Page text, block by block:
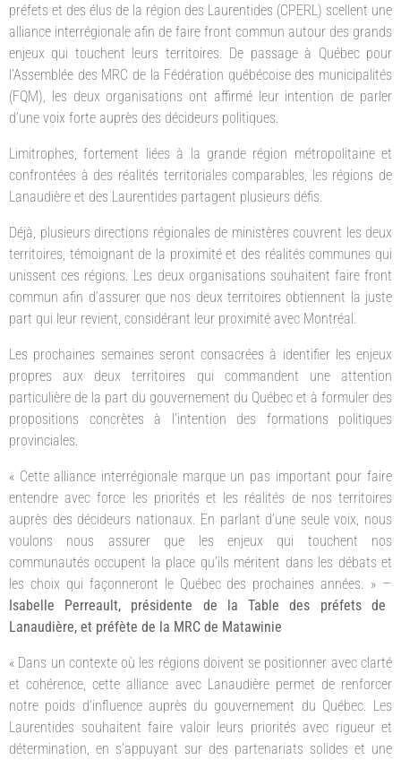
préfets et des élus de la région des Laurentides (CPERL) scellent une
alliance interrégionale afin de faire front commun autour des grands
enjeux qui touchent leurs territoires. De passage à Québec pour
l’Assemblée des MRC de la Fédération québécoise des municipalités
(FQM), les deux organisations ont affirmé leur intention de parler
d’une voix forte auprès des décideurs politiques.
Limitrophes, fortement liées à la grande région métropolitaine et
confrontées à des réalités territoriales comparables, les régions de
Lanaudière et des Laurentides partagent plusieurs défis.
Déjà, plusieurs directions régionales de ministères couvrent les deux
territoires, témoignant de la proximité et des réalités communes qui
unissent ces régions. Les deux organisations souhaitent faire front
commun afin d’assurer que nos deux territoires obtiennent la juste
part qui leur revient, considérant leur proximité avec Montréal.
Les prochaines semaines seront consacrées à identifier les enjeux
propres aux deux territoires qui commandent une attention
particulière de la part du gouvernement du Québec et à formuler des
propositions concrètes à l’intention des formations politiques
provinciales.
« Cette alliance interrégionale marque un pas important pour faire
entendre avec force les priorités et les réalités de nos territoires
auprès des décideurs nationaux. En parlant d’une seule voix, nous
voulons nous assurer que les enjeux qui touchent nos
communautés occupent la place qu’ils méritent dans les débats et
les choix qui façonneront le Québec des prochaines années. » —
Isabelle Perreault, présidente de la Table des préfets de
Lanaudière, et préfète de la MRC de Matawinie
« Dans un contexte où les régions doivent se positionner avec clarté
et cohérence, cette alliance avec Lanaudière permet de renforcer
notre poids d’influence auprès du gouvernement du Québec. Les
Laurentides souhaitent faire valoir leurs priorités avec rigueur et
détermination, en s’appuyant sur des partenariats solides et une